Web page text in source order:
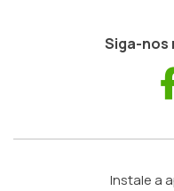
Siga-nos
Instale a